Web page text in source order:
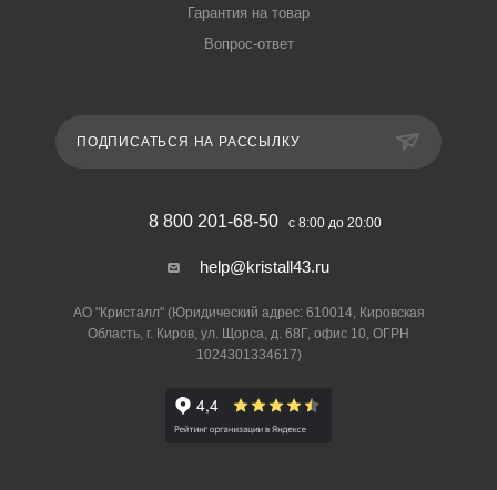
Гарантия на товар
Вопрос-ответ
ПОДПИСАТЬСЯ НА РАССЫЛКУ
8 800 201-68-50 с 8:00 до 20:00
help@kristall43.ru
АО "Кристалл" (Юридический адрес: 610014, Кировская
Область, г. Киров, ул. Щорса, д. 68Г, офис 10, ОГРН
1024301334617)